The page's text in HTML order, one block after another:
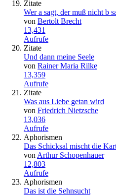
Zitate
Wer a sagt, der muß nicht b
von Bertolt Brecht
13,431
Aufrufe
Zitate
Und dann meine Seele
von Rainer Maria Rilke
13,359
Aufrufe
Zitate
Was aus Liebe getan wird
von Friedrich Nietzsche
13,036
Aufrufe
Aphorismen
Das Schicksal mischt die
von Arthur Schopenhauer
12,803
Aufrufe
Aphorismen
Das ist die Sehnsucht